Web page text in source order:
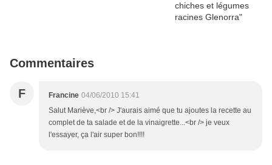
Commentaires
F Francine 04/06/2010 15:41
Salut Mariève,<br /> J'aurais aimé que tu ajoutes la recette au
complet de ta salade et de la vinaigrette...<br /> je veux
l'essayer, ça l'air super bon!!!!